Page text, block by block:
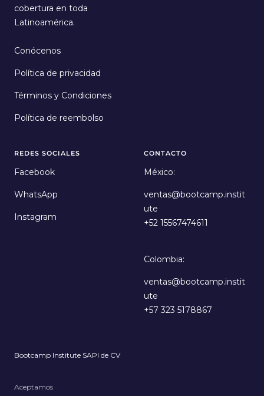
cobertura en toda
Latinoamérica.
Conócenos
Política de privacidad
Términos y Condiciones
Política de reembolso
REDES SOCIALES
Facebook
WhatsApp
Instagram
CONTACTO
México:
ventas@bootcamp.instit
ute
+52 15567474611
Colombia:
ventas@bootcamp.instit
ute
+57 323 5178867
Bootcamp Institute SAPI de CV
Aceptamos